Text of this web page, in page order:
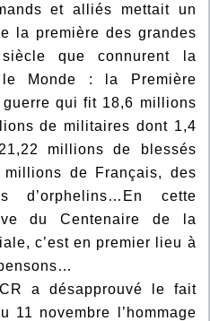
et alliés mettait un
la première des grandes
que connurent la
le Monde : la Première
qui fit 18,6 millions
de militaires dont 1,4
millions de blessés
de Français, des
d’orphelins…En cette
du Centenaire de la
c’est en premier lieu à
a désapprouvé le fait
11 novembre l’hommage